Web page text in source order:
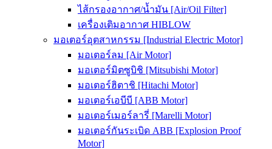
ไส้กรองอากาศ/น้ำมัน [Air/Oil Filter]
เครื่องเติมอากาศ HIBLOW
มอเตอร์อุตสาหกรรม [Industrial Electric Motor]
มอเตอร์ลม [Air Motor]
มอเตอร์มิตซูบิชิ [Mitsubishi Motor]
มอเตอร์ฮิตาชิ [Hitachi Motor]
มอเตอร์เอบีบี [ABB Motor]
มอเตอร์เมอร์ลารี่ [Marelli Motor]
มอเตอร์กันระเบิด ABB [Explosion Proof
Motor]